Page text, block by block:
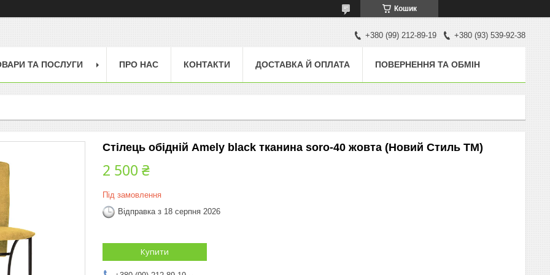
Кошик
+380 (99) 212-89-19 +380 (93) 539-92-38
ТА ПОСЛУГИ ПРО НАС КОНТАКТИ ДОСТАВКА Й ОПЛАТА ПОВЕРНЕННЯ ТА ОБМІН
Стілець обідній Amely black тканина soro-40 жовта (Новий Стиль ТМ)
2 500 ₴
Під замовлення
Відправка з 18 серпня 2026
Купити